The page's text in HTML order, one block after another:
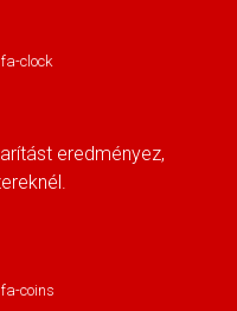
clock
eredményez,
coins